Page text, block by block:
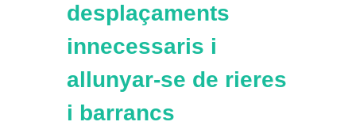
desplaçaments
innecessaris i
allunyar-se de rieres
i barrancs